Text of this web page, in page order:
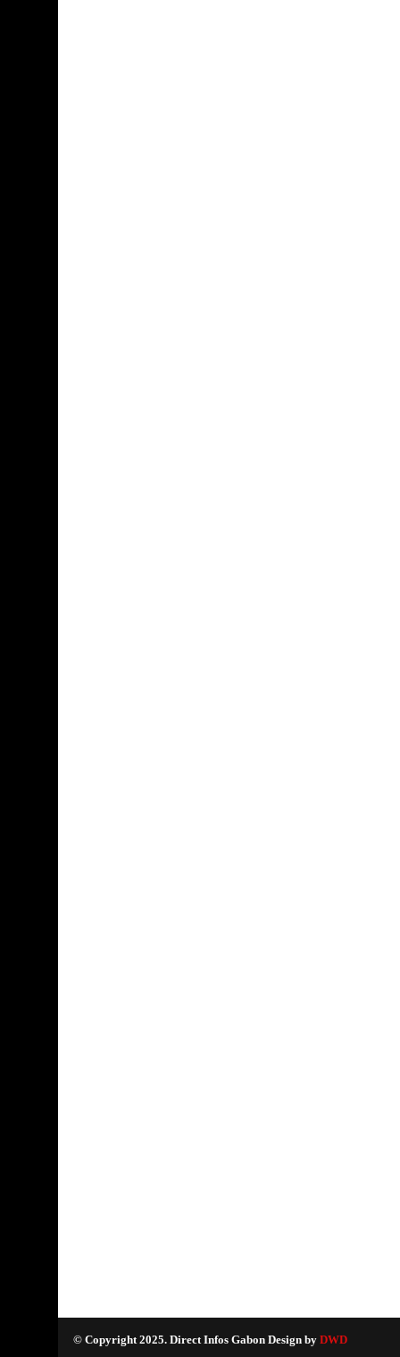
© Copyright 2025. Direct Infos Gabon Design by DWD